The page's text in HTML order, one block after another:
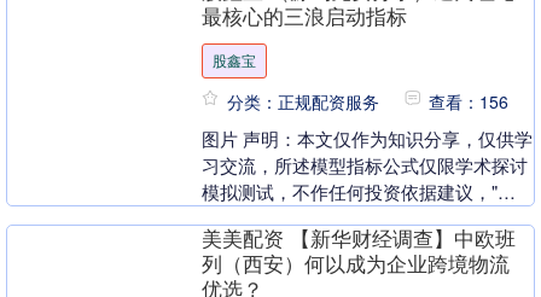
最核心的三浪启动指标
股鑫宝
分类：正规配资服务 查看：156
图片 声明：本文仅作为知识分享，仅供学
习交流，所述模型指标公式仅限学术探讨
模拟测试，不作任何投资依据建议，"基
于开源数据集的理论推演"，请勿用作法
律禁止之外用途....
美美配资 【新华财经调查】中欧班
列（西安）何以成为企业跨境物流
优选？